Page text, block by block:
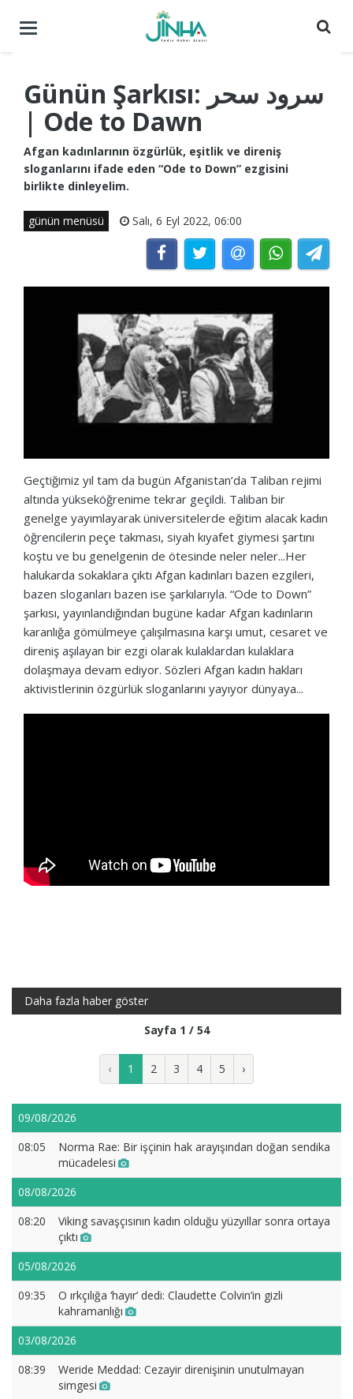
Menüyü
Günün Şarkısı: سرود سحر
| Ode to Dawn
Afgan kadınlarının özgürlük, eşitlik ve direniş
sloganlarını ifade eden “Ode to Down” ezgisini
birlikte dinleyelim.
günün menüsü Salı, 6 Eyl 2022, 06:00
Geçtiğimiz yıl tam da bugün Afganistan’da Taliban rejimi
altında yükseköğrenime tekrar geçildi. Taliban bir
genelge yayımlayarak üniversitelerde eğitim alacak kadın
öğrencilerin peçe takması, siyah kıyafet giymesi şartını
koştu ve bu genelgenin de ötesinde neler neler...Her
halukarda sokaklara çıktı Afgan kadınları bazen ezgileri,
bazen sloganları bazen ise şarkılarıyla. “Ode to Down”
şarkısı, yayınlandığından bugüne kadar Afgan kadınların
karanlığa gömülmeye çalışılmasına karşı umut, cesaret ve
direniş aşılayan bir ezgi olarak kulaklardan kulaklara
dolaşmaya devam ediyor. Sözleri Afgan kadın hakları
aktivistlerinin özgürlük sloganlarını yayıyor dünyaya...
Daha fazla haber göster
Sayfa 1 / 54
‹ 1 2 3 4 5 ›
09/08/2026
08:05
Norma Rae: Bir işçinin hak arayışından doğan sendika
mücadelesi
08/08/2026
08:20
Viking savaşçısının kadın olduğu yüzyıllar sonra ortaya
çıktı
05/08/2026
09:35
O ırkçılığa ‘hayır’ dedi: Claudette Colvin’in gizli
kahramanlığı
03/08/2026
08:39
Weride Meddad: Cezayir direnişinin unutulmayan
simgesi